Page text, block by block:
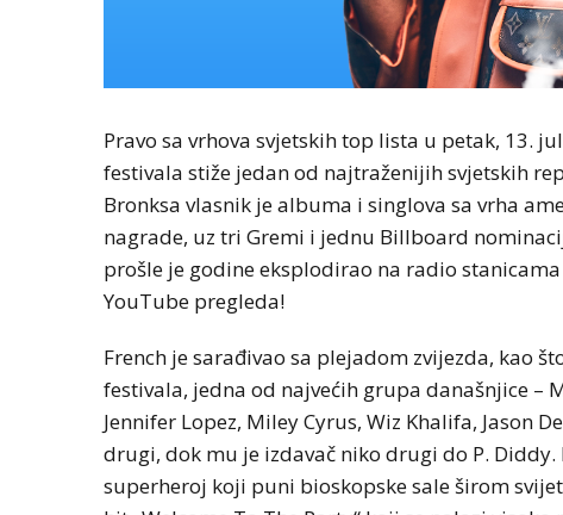
Pravo sa vrhova svjetskih top lista u petak, 13.
festivala stiže jedan od najtraženijih svjetskih
Bronksa vlasnik je albuma i singlova sa vrha
nagrade, uz tri Gremi i jednu Billboard
prošle je godine eksplodirao na radio
YouTube pregleda!
French je sarađivao sa plejadom zvijezda, kao
festivala, jedna od najvećih grupa današnjice –
Jennifer Lopez, Miley Cyrus, Wiz Khalifa, Jason
drugi, dok mu je izdavač niko drugi do P.
superheroj koji puni bioskopske sale širom